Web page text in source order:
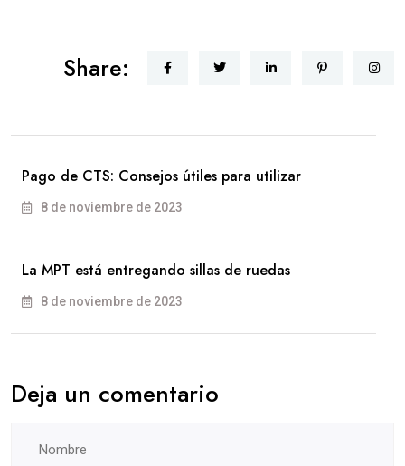
Share:
Pago de CTS: Consejos útiles para utilizar
8 de noviembre de 2023
La MPT está entregando sillas de ruedas
8 de noviembre de 2023
Deja un comentario